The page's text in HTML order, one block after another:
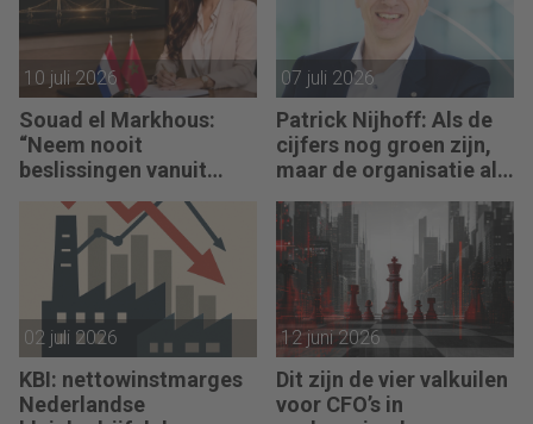
10 juli 2026
Souad el Markhous:
“Neem nooit
beslissingen vanuit
visie.”
07 juli 2026
Patrick Nijhoff: Als de
cijfers nog groen zijn,
maar de organisatie al
02 juli 2026
KBI: nettowinstmarges
Nederlandse
12 juni 2026
Dit zijn de vier valkuilen
voor CFO’s in